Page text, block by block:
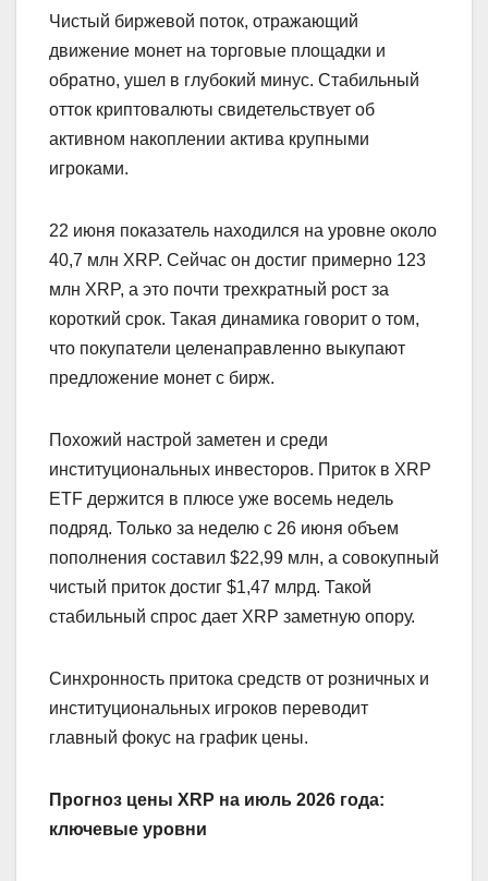
Чистый биржевой поток, отражающий
движение монет на торговые площадки и
обратно, ушел в глубокий минус. Стабильный
отток криптовалюты свидетельствует об
активном накоплении актива крупными
игроками.
22 июня показатель находился на уровне около
40,7 млн XRP. Сейчас он достиг примерно 123
млн XRP, а это почти трехкратный рост за
короткий срок. Такая динамика говорит о том,
что покупатели целенаправленно выкупают
предложение монет с бирж.
Похожий настрой заметен и среди
институциональных инвесторов. Приток в XRP
ETF держится в плюсе уже восемь недель
подряд. Только за неделю с 26 июня объем
пополнения составил $22,99 млн, а совокупный
чистый приток достиг $1,47 млрд. Такой
стабильный спрос дает XRP заметную опору.
Синхронность притока средств от розничных и
институциональных игроков переводит
главный фокус на график цены.
Прогноз цены XRP на июль 2026 года:
ключевые уровни